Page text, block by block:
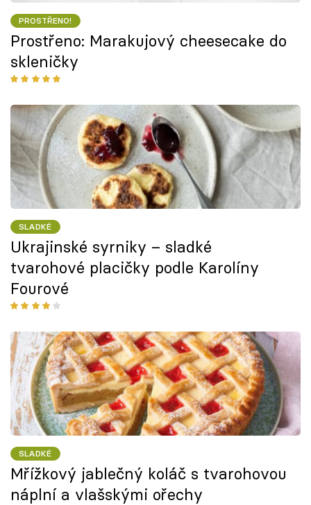
PROSTŘENO!
Prostřeno: Marakujový cheesecake do
skleničky
SLADKÉ
Ukrajinské syrniky – sladké
tvarohové placičky podle Karolíny
Fourové
SLADKÉ
Mřížkový jablečný koláč s tvarohovou
náplní a vlašskými ořechy